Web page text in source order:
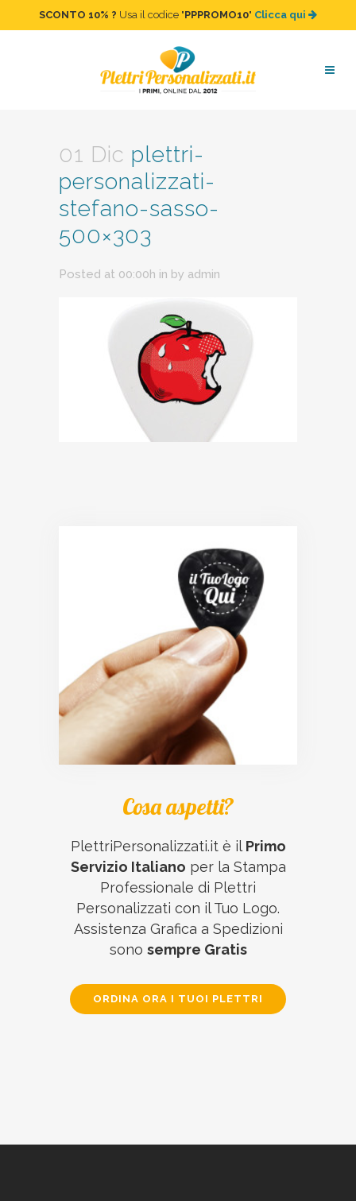
SCONTO 10% ? Usa il codice "PPPROMO10" Clicca qui
plettri-personalizzati-
stefano-sasso-500×303
01 Dic plettri-
personalizzati-
stefano-sasso-
500×303
Posted at 00:00h in by admin
Cosa aspetti?
PlettriPersonalizzati.it è il Primo
Servizio Italiano per la Stampa
Professionale di Plettri
Personalizzati con il Tuo Logo.
Assistenza Grafica a Spedizioni
sono sempre Gratis
ORDINA ORA I TUOI PLETTRI